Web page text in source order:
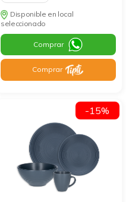
Disponible en local
seleccionado
Comprar
Comprar
-15%